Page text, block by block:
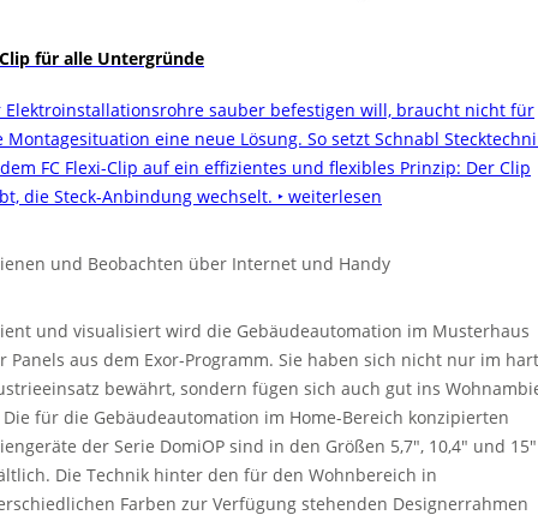
für alle Untergründe
Elektroinstallationsrohre sauber befestigen will, braucht nicht für
Montagesituation eine neue Lösung. So setzt Schnabl
FC Flexi-Clip auf ein effizientes und flexibles Prinzip: Der Clip
die Steck-Anbindung wechselt. ‣ weiterlesen
und Beobachten über Internet und Handy
und visualisiert wird die Gebäudeautomation im Musterhaus
Panels aus dem Exor-Programm. Sie haben sich nicht nur im
bewährt, sondern fügen sich auch gut ins
für die Gebäudeautomation im Home-Bereich konzipierten
der Serie DomiOP sind in den Größen 5,7″, 10,4″ und 15″
Die Technik hinter den für den Wohnbereich in
Farben zur Verfügung stehenden Designerrahmen